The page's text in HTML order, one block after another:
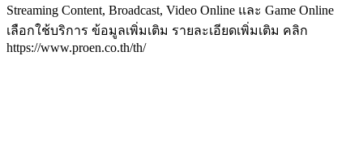
Streaming Content, Broadcast, Video Online และ Game Online
เลือกใช้บริการ ข้อมูลเพิ่มเติม รายละเอียดเพิ่มเติม คลิก
https://www.proen.co.th/th/